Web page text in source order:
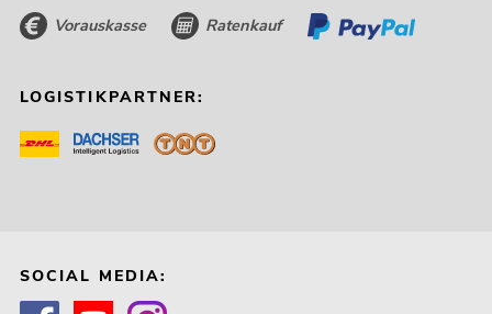
Vorauskasse Ratenkauf
LOGISTIKPARTNER:
SOCIAL MEDIA: